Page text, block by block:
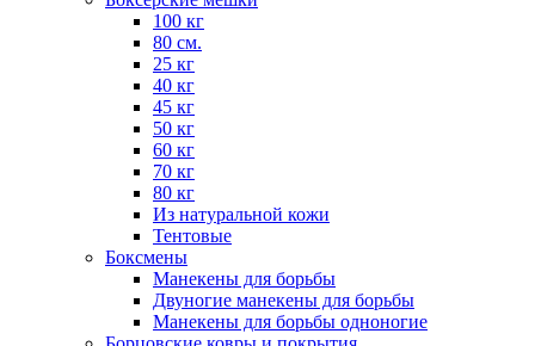
100 кг
80 см.
25 кг
40 кг
45 кг
50 кг
60 кг
70 кг
80 кг
Из натуральной кожи
Тентовые
Боксмены
Манекены для борьбы
Двуногие манекены для борьбы
Манекены для борьбы одноногие